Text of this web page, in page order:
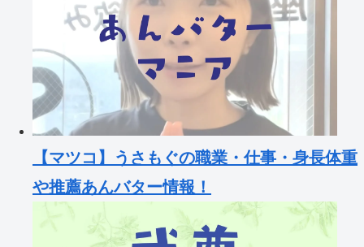
【マツコ】うさもぐの職業・仕事・身長体重
や推薦あんバター情報！